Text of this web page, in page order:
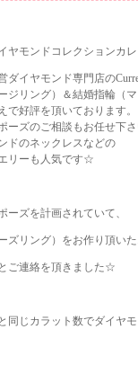
ヤモンドコレクションカ
ダイヤモンド専門店の
ジリング）＆結婚指輪（
で好評を頂いております。
ーズのご相談もお任せ下
ドのネックレスなどの
リーも人気です☆
ーズを計画されていて、
ズリング）をお作り頂いた
ご連絡を頂きました☆
同じカラット数でダイヤ